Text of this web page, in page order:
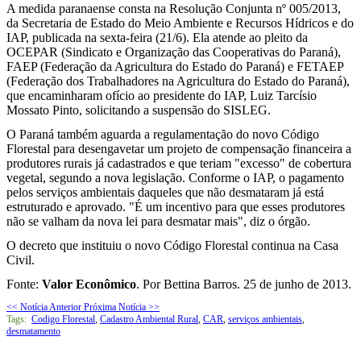
A medida paranaense consta na Resolução Conjunta nº 005/2013,
da Secretaria de Estado do Meio Ambiente e Recursos Hídricos e do
IAP, publicada na sexta-feira (21/6). Ela atende ao pleito da
OCEPAR (Sindicato e Organização das Cooperativas do Paraná),
FAEP (Federação da Agricultura do Estado do Paraná) e FETAEP
(Federação dos Trabalhadores na Agricultura do Estado do Paraná),
que encaminharam ofício ao presidente do IAP, Luiz Tarcísio
Mossato Pinto, solicitando a suspensão do SISLEG.
O Paraná também aguarda a regulamentação do novo Código
Florestal para desengavetar um projeto de compensação financeira a
produtores rurais já cadastrados e que teriam "excesso" de cobertura
vegetal, segundo a nova legislação. Conforme o IAP, o pagamento
pelos serviços ambientais daqueles que não desmataram já está
estruturado e aprovado. "É um incentivo para que esses produtores
não se valham da nova lei para desmatar mais", diz o órgão.
O decreto que instituiu o novo Código Florestal continua na Casa
Civil.
Fonte: Valor Econômico. Por Bettina Barros. 25 de junho de 2013.
<< Notícia Anterior Próxima Notícia >>
Tags: Codigo Florestal, Cadastro Ambiental Rural, CAR, serviços ambientais,
desmatamento